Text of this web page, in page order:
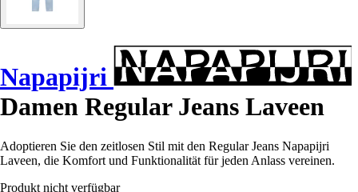
Napapijri
Damen Regular Jeans Laveen
Adoptieren Sie den zeitlosen Stil mit den Regular Jeans Napapijri
Laveen, die Komfort und Funktionalität für jeden Anlass vereinen.
Produkt nicht verfügbar